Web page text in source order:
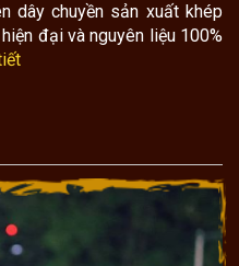
dây chuyền sản xuất khép
đại và nguyên liệu 100%